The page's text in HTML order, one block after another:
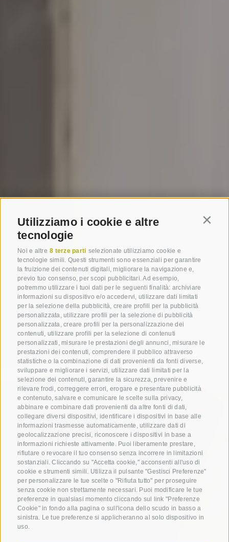
Utilizziamo i cookie e altre
tecnologie
Noi e altre 8 terze parti selezionate utilizziamo cookie e
tecnologie simili. Questi strumenti sono essenziali per garantire
la fruizione dei contenuti digitali, migliorare la navigazione e,
previo tuo consenso, per scopi pubblicitari. Ad esempio,
potremmo utilizzare i tuoi dati per le seguenti finalità: archiviare
informazioni su dispositivo e/o accedervi, utilizzare dati limitati
per la selezione della pubblicità, creare profili per la pubblicità
personalizzata, utilizzare profili per la selezione di pubblicità
personalizzata, creare profili per la personalizzazione dei
contenuti, utilizzare profili per la selezione di contenuti
personalizzati, misurare le prestazioni degli annunci, misurare le
prestazioni dei contenuti, comprendere il pubblico attraverso
statistiche o la combinazione di dati provenienti da fonti diverse,
sviluppare e migliorare i servizi, utilizzare dati limitati per la
selezione dei contenuti, garantire la sicurezza, prevenire e
rilevare frodi, correggere errori, erogare e presentare pubblicità
e contenuto, salvare e comunicare le scelte sulla privacy,
abbinare e combinare dati provenienti da altre fonti di dati,
collegare diversi dispositivi, identificare i dispositivi in base alle
informazioni trasmesse automaticamente, utilizzare dati di
geolocalizzazione precisi, riconoscere i dispositivi in base a
informazioni richieste attivamente. Puoi liberamente prestare,
rifiutare o revocare il tuo consenso senza incorrere in limitazioni
sostanziali. Cliccando su "Accetta cookie," acconsenti all'uso di
cookie e strumenti simili. Utilizza il pulsante "Gestisci Preferenze"
per personalizzare le tue scelte o "Rifiuta tutto" per proseguire
senza cookie non strettamente necessari. Puoi modificare le tue
preferenze in qualsiasi momento cliccando sul link "Preferenze
Cookie" in fondo alla pagina o sull'icona dello scudo in basso a
sinistra. Le tue preferenze si applicheranno al solo dispositivo in
uso.